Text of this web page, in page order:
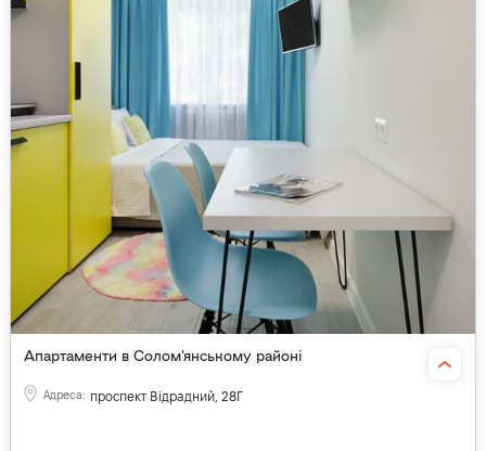
Апартаменти в Солом'янському районі
Адреса: проспект Відрадний, 28Г